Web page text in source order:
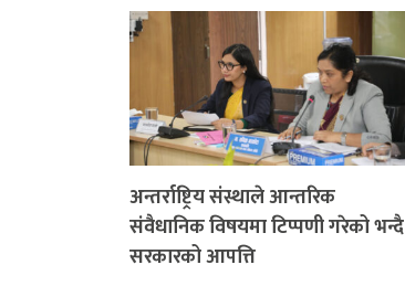
अन्तर्राष्ट्रिय संस्थाले आन्तरिक
संवैधानिक विषयमा टिप्पणी गरेको भन्दै
सरकारको आपत्ति